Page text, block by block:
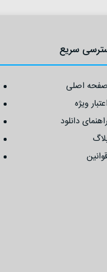
سریع
صفحه اصلی
اعتبار ویژه
راهنمای دانلود
قوانین